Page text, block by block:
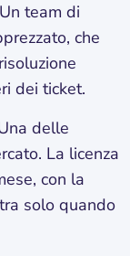
Un team di
che
dei ticket.
delle
La licenza
con la
solo quando